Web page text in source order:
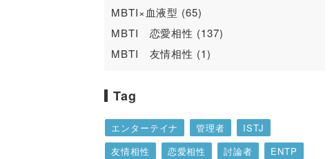
MBTI×血液型 (65)
MBTI 恋愛相性 (137)
MBTI 友情相性 (1)
Tag
エンターテイナ 管理者
ISTJ
友情相性
恋愛相性 討論者
ENTP